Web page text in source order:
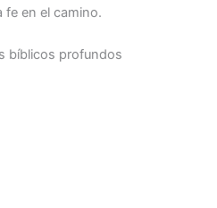
fe en el camino.
bíblicos profundos